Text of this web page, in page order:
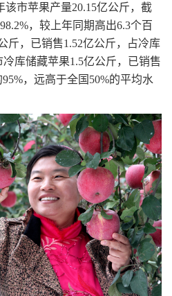
该市苹果产量20.15亿公斤，截
，较上年同期高出6.3个百
斤，已销售1.52亿公斤，占冷库
库储藏苹果1.5亿公斤，已销售
，远高于全国50%的平均水